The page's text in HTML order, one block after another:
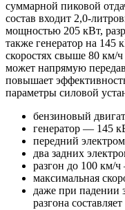
суммарной пиковой
состав входит 2,0-
мощностью 205 кВт,
также генератор на 145
скоростях свыше 80 км/ч
может напрямую
повышает
параметры силовой
бензиновый
генератор — 145
передний
два задних
разгон до 100 км/
максимальная
даже при падении
разгона